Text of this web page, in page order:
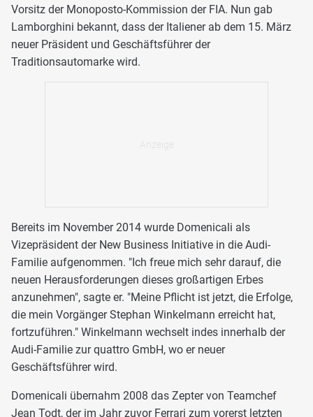
Vorsitz der Monoposto-Kommission der FIA. Nun gab
Lamborghini bekannt, dass der Italiener ab dem 15. März
neuer Präsident und Geschäftsführer der
Traditionsautomarke wird.
Bereits im November 2014 wurde Domenicali als
Vizepräsident der New Business Initiative in die Audi-
Familie aufgenommen. "Ich freue mich sehr darauf, die
neuen Herausforderungen dieses großartigen Erbes
anzunehmen", sagte er. "Meine Pflicht ist jetzt, die Erfolge,
die mein Vorgänger Stephan Winkelmann erreicht hat,
fortzuführen." Winkelmann wechselt indes innerhalb der
Audi-Familie zur quattro GmbH, wo er neuer
Geschäftsführer wird.
Domenicali übernahm 2008 das Zepter von Teamchef
Jean Todt, der im Jahr zuvor Ferrari zum vorerst letzten